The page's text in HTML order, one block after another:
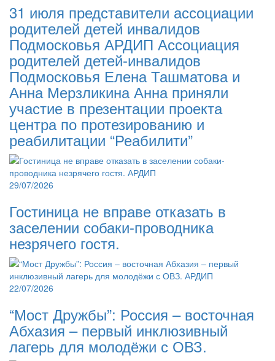
31 июля представители ассоциации
родителей детей инвалидов
Подмосковья АРДИП Ассоциация
родителей детей-инвалидов
Подмосковья Елена Ташматова и
Анна Мерзликина Анна приняли
участие в презентации проекта
центра по протезированию и
реабилитации “Реабилити”
29/07/2026
Гостиница не вправе отказать в
заселении собаки-проводника
незрячего гостя.
22/07/2026
“Мост Дружбы”: Россия – восточная
Абхазия – первый инклюзивный
лагерь для молодёжи с ОВЗ.